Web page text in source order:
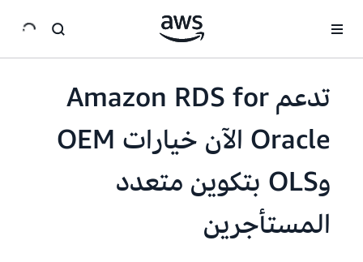
تدعم Amazon RDS for
Oracle الآن خيارات OEM
وOLS بتكوين متعدد
المستأجرين